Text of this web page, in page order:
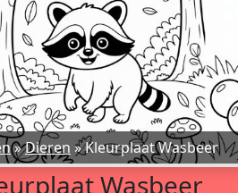
»Dieren »Kleurplaat Wasbeer
Wasbeer